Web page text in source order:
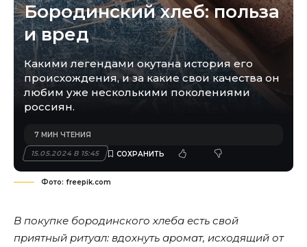
Бородинский хлеб: польза
и вред
Какими легендами окутана история его
происхождения, и за какие свои качества он
любим уже несколькими поколениями
россиян.
15.05.2024 В 15:45
7 МИН ЧТЕНИЯ
Фото: freepik.com
В покупке бородинского хлеба есть свой
приятный ритуал: вдохнуть аромат, исходящий от